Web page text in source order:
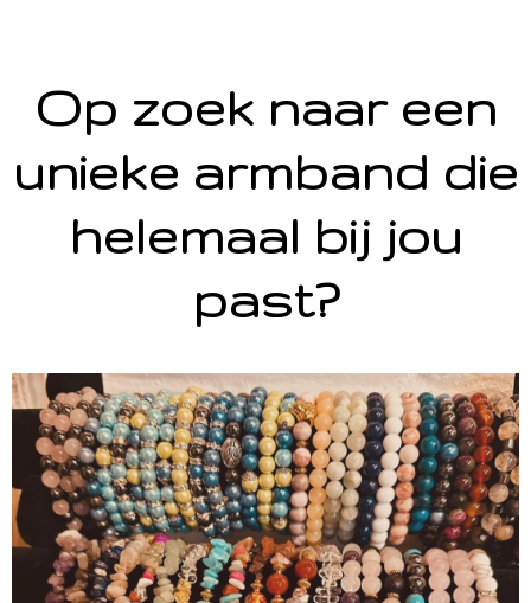
Op zoek naar een
unieke armband die
helemaal bij jou
past?